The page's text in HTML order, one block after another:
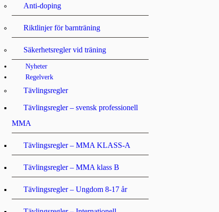
Anti-doping
Riktlinjer för barnträning
Säkerhetsregler vid träning
Nyheter
Regelverk
Tävlingsregler
Tävlingsregler – svensk professionell
MMA
Tävlingsregler – MMA KLASS-A
Tävlingsregler – MMA klass B
Tävlingsregler – Ungdom 8-17 år